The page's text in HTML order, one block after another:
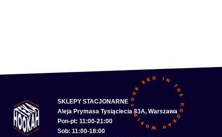
SKLEPY STACJONARNE
Aleja Prymasa Tysiąclecia 83A, Warszawa
Pon-pt: 11:00-21:00
Sob: 11:00-18:00